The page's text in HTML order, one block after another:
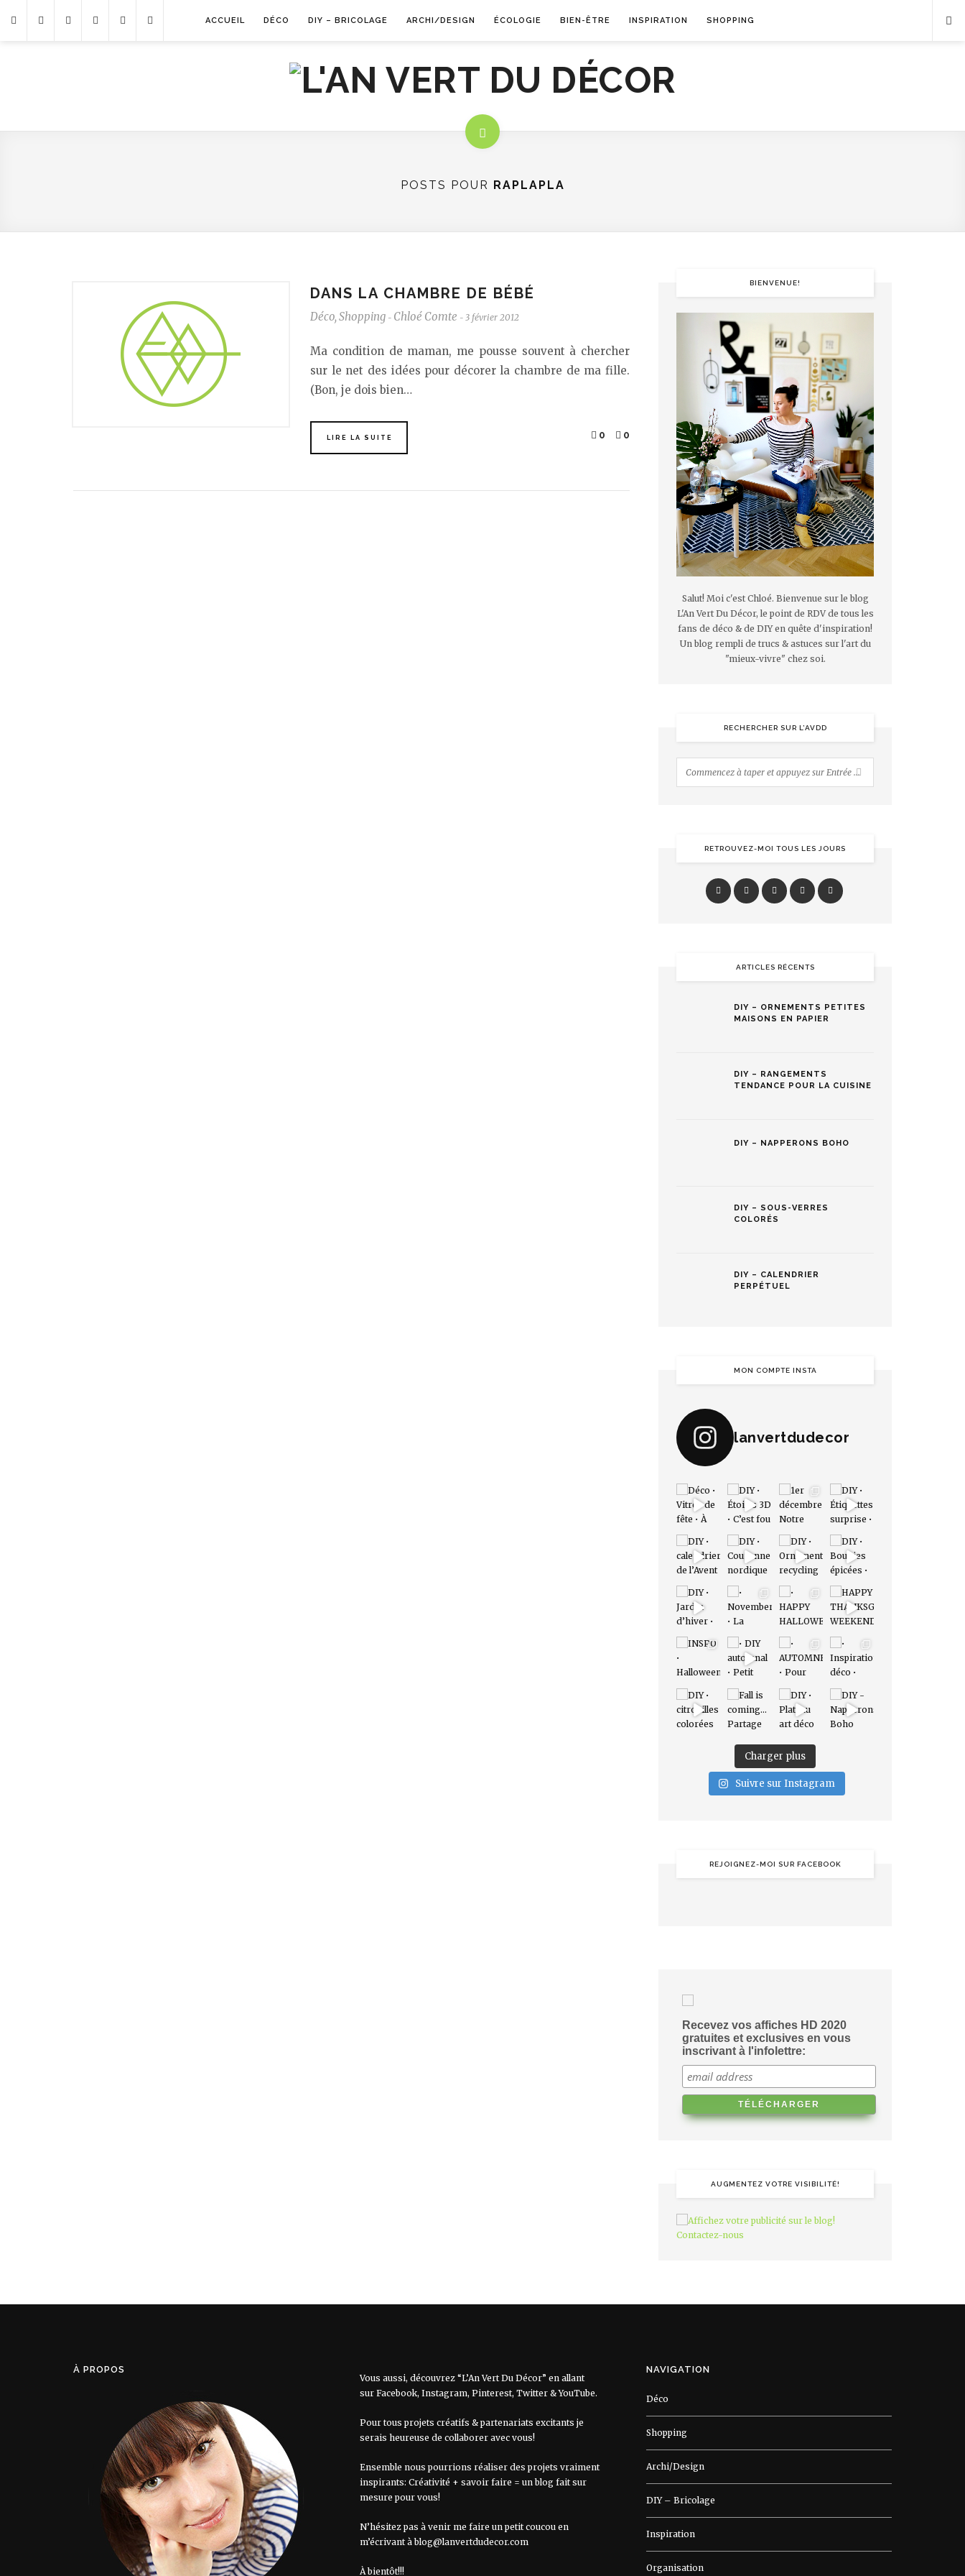
ACCUEIL DÉCO DIY – BRICOLAGE ARCHI/DESIGN ÉCOLOGIE BIEN-ÊTRE INSPIRATION SHOPPING
POSTS POUR RAPLAPLA
DANS LA CHAMBRE DE BÉBÉ
Déco, Shopping - Chloé Comte - 3 février 2012
Ma condition de maman, me pousse souvent à chercher
sur le net des idées pour décorer la chambre de ma fille.
(Bon, je dois bien…
LIRE LA SUITE 0 0
BIENVENUE!
Salut! Moi c'est Chloé. Bienvenue sur le blog
L'An Vert Du Décor, le point de RDV de tous les
fans de déco & de DIY en quête d'inspiration!
Un blog rempli de trucs & astuces sur l'art du
"mieux-vivre" chez soi.
RECHERCHER SUR L’AVDD
RETROUVEZ-MOI TOUS LES JOURS
ARTICLES RÉCENTS
DIY – ORNEMENTS PETITES
MAISONS EN PAPIER
DIY – RANGEMENTS
TENDANCE POUR LA CUISINE
DIY – NAPPERONS BOHO
DIY – SOUS-VERRES
COLORÉS
DIY – CALENDRIER
PERPÉTUEL
MON COMPTE INSTA
lanvertdudecor
Charger plus
Suivre sur Instagram
REJOIGNEZ-MOI SUR FACEBOOK
Recevez vos affiches HD 2020
gratuites et exclusives en vous
inscrivant à l'infolettre:
AUGMENTEZ VOTRE VISIBILITÉ!
À PROPOS
Vous aussi, découvrez “L’An Vert Du Décor” en allant
sur Facebook, Instagram, Pinterest, Twitter &YouTube.
Pour tous projets créatifs & partenariats excitants je
serais heureuse de collaborer avec vous!
Ensemble nous pourrions réaliser des projets vraiment
inspirants: Créativité + savoir faire = un blog fait sur
mesure pour vous!
N’hésitez pas à venir me faire un petit coucou en
m’écrivant àblog@lanvertdudecor.com
À bientôt!!!
NAVIGATION
Déco
Shopping
Archi/Design
DIY – Bricolage
Inspiration
Organisation